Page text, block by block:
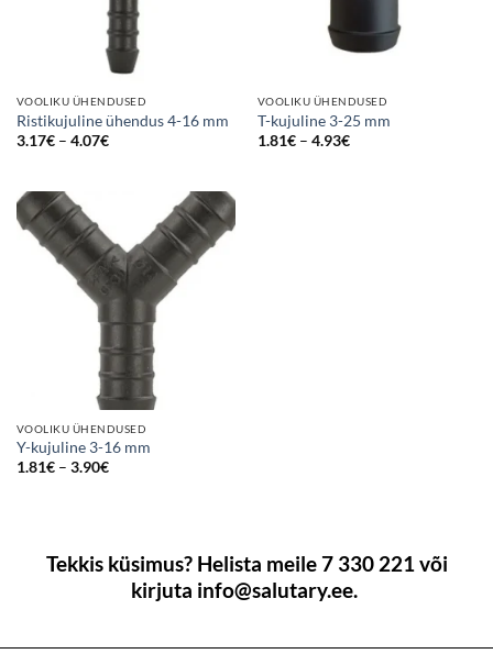
VOOLIKU ÜHENDUSED
Ristikujuline ühendus 4-16 mm
3.17€ – 4.07€Price
VOOLIKU ÜHENDUSED
T-kujuline 3-25 mm
1.81€ – 4.93€Price
VOOLIKU ÜHENDUSED
Y-kujuline 3-16 mm
1.81€ – 3.90€Price
Tekkis küsimus? Helista meile 7 330 221 või
kirjuta info@salutary.ee.